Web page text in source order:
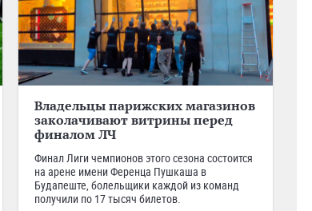
Владельцы парижских магазинов
заколачивают витрины перед
финалом ЛЧ
Финал Лиги чемпионов этого сезона состоится
на арене имени Ференца Пушкаша в
Будапеште, болельщики каждой из команд
получили по 17 тысяч билетов.